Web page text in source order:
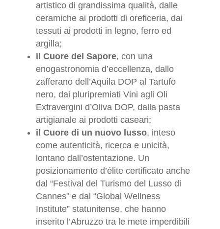
artistico di grandissima qualità, dalle
ceramiche ai prodotti di oreficeria, dai
tessuti ai prodotti in legno, ferro ed
argilla;
il Cuore del Sapore, con una
enogastronomia d’eccellenza, dallo
zafferano dell’Aquila DOP al Tartufo
nero, dai pluripremiati Vini agli Oli
Extravergini d’Oliva DOP, dalla pasta
artigianale ai prodotti caseari;
il Cuore di un nuovo lusso, inteso
come autenticità, ricerca e unicità,
lontano dall’ostentazione. Un
posizionamento d’élite certificato anche
dal “Festival del Turismo del Lusso di
Cannes” e dal “Global Wellness
Institute” statunitense, che hanno
inserito l’Abruzzo tra le mete imperdibili